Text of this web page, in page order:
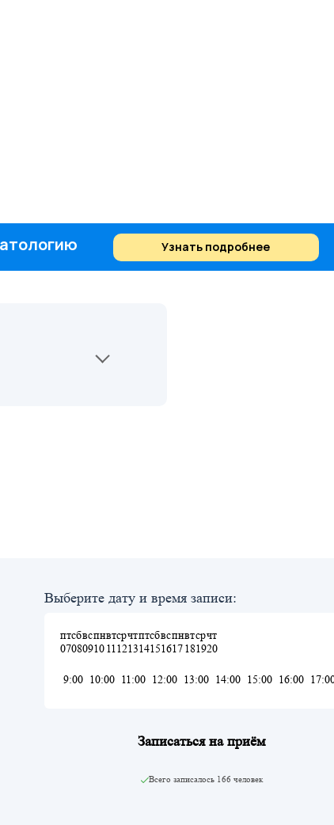
Выберите дату и время записи:
пт
07
сб
08
вс
09
пн
10
вт
11
ср
12
чт
13
пт
14
сб
15
вс
16
пн
17
вт
18
ср
19
чт
20
9:00 10:00 11:00 12:00 13:00 14:00 15:00 16:00
Записаться на приём
Всего записалось 166 человек
Узнать подробнее